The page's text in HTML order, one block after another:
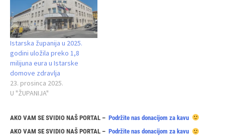
Istarska županija u 2025.
godini uložila preko 1,8
milijuna eura u Istarske
domove zdravlja
23. prosinca 2025.
U "ŽUPANIJA"
AKO VAM SE SVIDIO NAŠ PORTAL – Podržite nas donacijom za kavu
AKO VAM SE SVIDIO NAŠ PORTAL – Podržite nas donacijom za kavu